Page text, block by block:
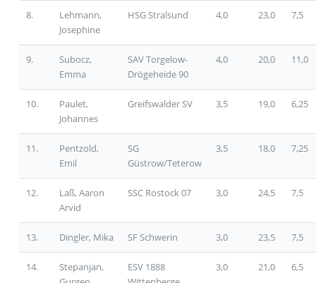
8.
Lehmann,
Josephine
HSG Stralsund 4,0 23,0 7,5
9.
Subocz,
Emma
SAV Torgelow-
Drögeheide 90
4,0 20,0 11,0
10.
Paulet,
Johannes
Greifswalder SV 3,5 19,0 6,25
11.
Pentzold,
Emil
SG
Güstrow/Teterow
3,5 18,0 7,25
12.
Laß, Aaron
Arvid
SSC Rostock 07 3,0 24,5 7,5
13. Dingler, Mika SF Schwerin 3,0 23,5 7,5
14.
Stepanjan,
ESV 1888
3,0 21,0 6,5